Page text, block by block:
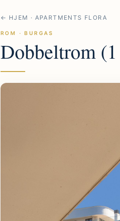
← HJEM · APARTMENTS FLORA
ROM · BURGAS
Dobbeltrom